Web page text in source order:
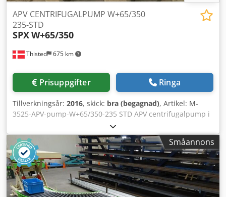
Thisted 675 km
APV CENTRIFUGALPUMP W+65/350
235-STD
SPXW+65/350
Prisuppgifter Ringa
Tillverkningsår: 2016, skick: bra (begagnad), Artikel: M-
3525-APV-pump-W+65/350-235 STD APV centrifugalpump i
rostfritt stål Typ: W+65/350-235 STD, Årsmodell: 2016 2
identiska exemplar! Begagnad! Csdpfskt Upnox Aknsha
Småannons